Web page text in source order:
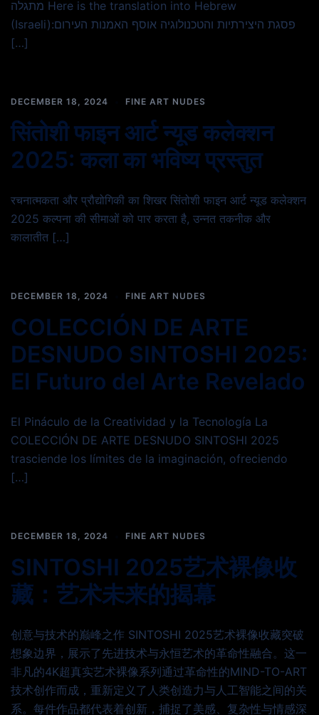
מתגלה Here is the translation into Hebrew
(Israeli):פסגת היצירתיות והטכנולוגיה אוסף האמנות העירום
[…]
DECEMBER 18, 2024 FINE ART NUDES
सिंतोशी फाइन आर्ट न्यूड कलेक्शन
2025: कला का भविष्य प्रस्तुत
रचनात्मकता और प्रौद्योगिकी का शिखर सिंतोशी फाइन आर्ट न्यूड कलेक्शन
2025 कल्पना की सीमाओं को पार करता है, उन्नत तकनीक और
कालातीत […]
DECEMBER 18, 2024 FINE ART NUDES
COLECCIÓN DE ARTE
DESNUDO SINTOSHI 2025:
El Futuro del Arte Revelado
El Pináculo de la Creatividad y la Tecnología La
COLECCIÓN DE ARTE DESNUDO SINTOSHI 2025
trasciende los límites de la imaginación, ofreciendo
[…]
DECEMBER 18, 2024 FINE ART NUDES
SINTOSHI 2025艺术裸像收
藏：艺术未来的揭幕
创意与技术的巅峰之作 SINTOSHI 2025艺术裸像收藏突破
想象边界，展示了先进技术与永恒艺术的革命性融合。这一
非凡的4K超真实艺术裸像系列通过革命性的MIND-TO-ART
技术创作而成，重新定义了人类创造力与人工智能之间的关
系。每件作品都代表着创新，捕捉了美感、复杂性与情感深